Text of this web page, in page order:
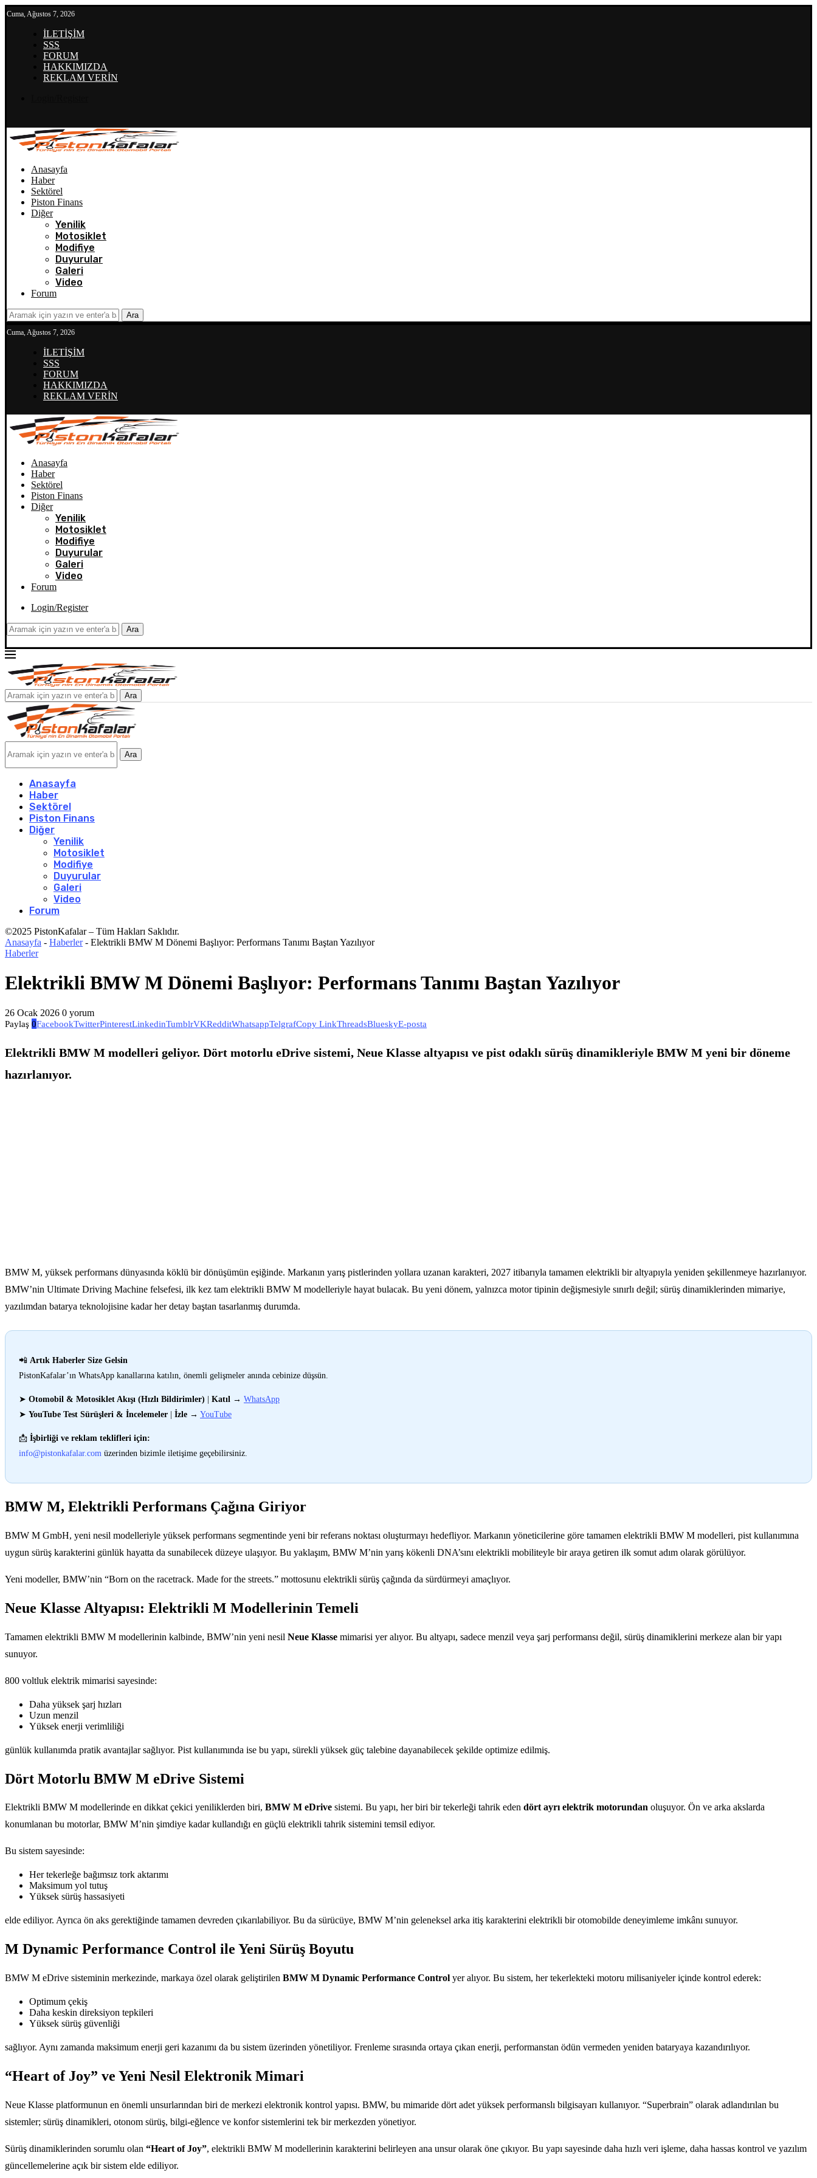
Cuma, Ağustos 7, 2026
İLETİŞİM
SSS
FORUM
HAKKIMIZDA
REKLAM VERİN
Anasayfa
Haber
Sektörel
Piston Finans
Diğer
Yenilik
Motosiklet
Modifiye
Duyurular
Galeri
Video
Forum
Ara
Cuma, Ağustos 7, 2026
İLETİŞİM
SSS
FORUM
HAKKIMIZDA
REKLAM VERİN
Anasayfa
Haber
Sektörel
Piston Finans
Diğer
Yenilik
Motosiklet
Modifiye
Duyurular
Galeri
Video
Forum
Login/Register
Ara
Ara
Ara
Anasayfa
Haber
Sektörel
Piston Finans
Diğer
Yenilik
Motosiklet
Modifiye
Duyurular
Galeri
Video
Forum
©2025 PistonKafalar – Tüm Hakları Saklıdır.
Anasayfa - Haberler- Elektrikli BMW M Dönemi Başlıyor: Performans Tanımı Baştan Yazılıyor
Haberler
Elektrikli BMW M Dönemi Başlıyor: Performans Tanımı Baştan Yazılıyor
26 Ocak 2026 0 yorum
Paylaş 0FacebookTwitterPinterestLinkedinTumblrVKRedditWhatsappTelgrafCopy LinkThreadsBlueskyE-posta
Elektrikli BMW M modelleri geliyor. Dört motorlu eDrive sistemi, Neue Klasse altyapısı ve pist odaklı sürüş dinamikleriyle BMW M yeni bir döneme
hazırlanıyor.
BMW M, yüksek performans dünyasında köklü bir dönüşümün eşiğinde. Markanın yarış pistlerinden yollara uzanan karakteri, 2027 itibarıyla tamamen elektrikli bir altyapıyla yeniden şekillenmeye hazırlanıyor.
BMW’nin Ultimate Driving Machine felsefesi, ilk kez tam elektrikli BMW M modelleriyle hayat bulacak. Bu yeni dönem, yalnızca motor tipinin değişmesiyle sınırlı değil; sürüş dinamiklerinden mimariye,
yazılımdan batarya teknolojisine kadar her detay baştan tasarlanmış durumda.
📲 Artık Haberler Size Gelsin
PistonKafalar’ın WhatsApp kanallarına katılın, önemli gelişmeler anında cebinize düşsün.
➤ Otomobil & Motosiklet Akışı (Hızlı Bildirimler) Katıl → WhatsApp
➤ YouTube Test Sürüşleri & İncelemeler İzle → YouTube
📩 İşbirliği ve reklam teklifleri için:
info@pistonkafalar.com üzerinden bizimle iletişime geçebilirsiniz.
BMW M, Elektrikli Performans Çağına Giriyor
BMW M GmbH, yeni nesil modelleriyle yüksek performans segmentinde yeni bir referans noktası oluşturmayı hedefliyor. Markanın yöneticilerine göre tamamen elektrikli BMW M modelleri, pist kullanımına
uygun sürüş karakterini günlük hayatta da sunabilecek düzeye ulaşıyor. Bu yaklaşım, BMW M’nin yarış kökenli DNA’sını elektrikli mobiliteyle bir araya getiren ilk somut adım olarak görülüyor.
Yeni modeller, BMW’nin “Born on the racetrack. Made for the streets.” mottosunu elektrikli sürüş çağında da sürdürmeyi amaçlıyor.
Neue Klasse Altyapısı: Elektrikli M Modellerinin Temeli
Tamamen elektrikli BMW M modellerinin kalbinde, BMW’nin yeni nesil Neue Klasse mimarisi yer alıyor. Bu altyapı, sadece menzil veya şarj performansı değil, sürüş dinamiklerini merkeze alan bir yapı
sunuyor.
800 voltluk elektrik mimarisi sayesinde:
Daha yüksek şarj hızları
Uzun menzil
Yüksek enerji verimliliği
günlük kullanımda pratik avantajlar sağlıyor. Pist kullanımında ise bu yapı, sürekli yüksek güç talebine dayanabilecek şekilde optimize edilmiş.
Dört Motorlu BMW M eDrive Sistemi
Elektrikli BMW M modellerinde en dikkat çekici yeniliklerden biri, BMW M eDrive sistemi. Bu yapı, her biri bir tekerleği tahrik eden dört ayrı elektrik motorundan oluşuyor. Ön ve arka akslarda
konumlanan bu motorlar, BMW M’nin şimdiye kadar kullandığı en güçlü elektrikli tahrik sistemini temsil ediyor.
Bu sistem sayesinde:
Her tekerleğe bağımsız tork aktarımı
Maksimum yol tutuş
Yüksek sürüş hassasiyeti
elde ediliyor. Ayrıca ön aks gerektiğinde tamamen devreden çıkarılabiliyor. Bu da sürücüye, BMW M’nin geleneksel arka itiş karakterini elektrikli bir otomobilde deneyimleme imkânı sunuyor.
M Dynamic Performance Control ile Yeni Sürüş Boyutu
BMW M eDrive sisteminin merkezinde, markaya özel olarak geliştirilen BMW M Dynamic Performance Control yer alıyor. Bu sistem, her tekerlekteki motoru milisaniyeler içinde kontrol ederek:
Optimum çekiş
Daha keskin direksiyon tepkileri
Yüksek sürüş güvenliği
sağlıyor. Aynı zamanda maksimum enerji geri kazanımı da bu sistem üzerinden yönetiliyor. Frenleme sırasında ortaya çıkan enerji, performanstan ödün vermeden yeniden bataryaya kazandırılıyor.
“Heart of Joy” ve Yeni Nesil Elektronik Mimari
Neue Klasse platformunun en önemli unsurlarından biri de merkezi elektronik kontrol yapısı. BMW, bu mimaride dört adet yüksek performanslı bilgisayarı kullanıyor. “Superbrain” olarak adlandırılan bu
sistemler; sürüş dinamikleri, otonom sürüş, bilgi-eğlence ve konfor sistemlerini tek bir merkezden yönetiyor.
Sürüş dinamiklerinden sorumlu olan “Heart of Joy”, elektrikli BMW M modellerinin karakterini belirleyen ana unsur olarak öne çıkıyor. Bu yapı sayesinde daha hızlı veri işleme, daha hassas kontrol ve yazılım
güncellemelerine açık bir sistem elde ediliyor.